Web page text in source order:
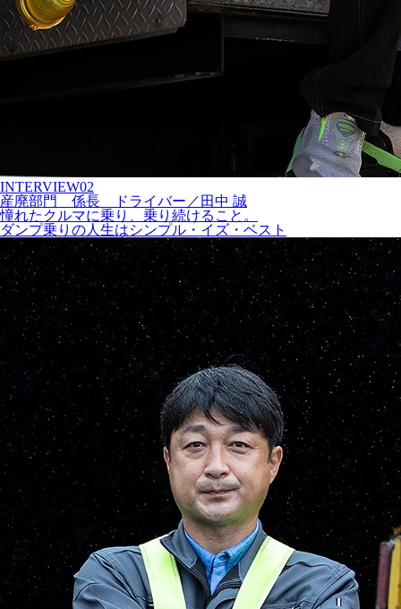
INTERVIEW02
産廃部門
係長 ドライバー ／ 田中 誠
憧れたクルマに乗り、乗り続けること。
ダンプ乗りの人生はシンプル・イズ・ベスト